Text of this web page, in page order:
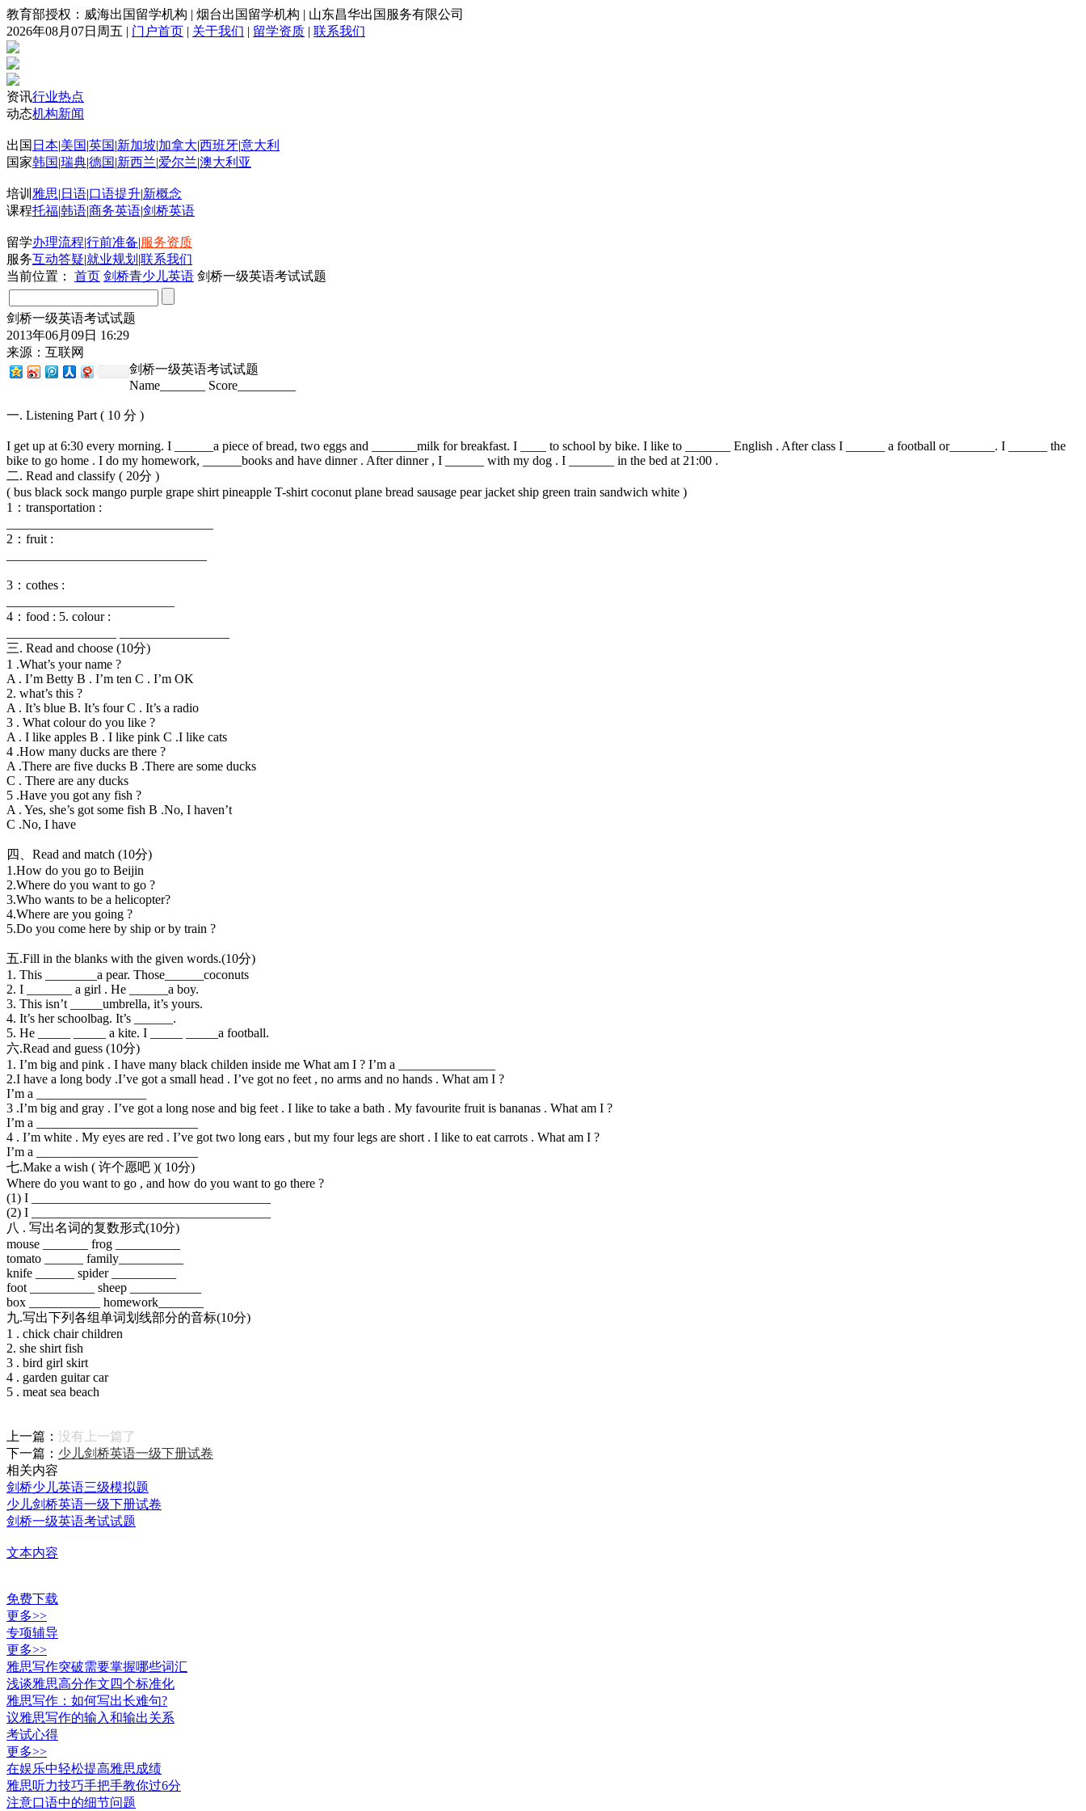
教育部授权：威海出国留学机构 | 烟台出国留学机构 | 山东昌华出国服务有限公司
2026年08月07日周五 | 门户首页 | 关于我们 | 留学资质 | 联系我们
资讯行业热点
动态机构新闻
出国 日本|美国|英国|新加坡|加拿大|西班牙|意大利
国家韩国|瑞典|德国|新西兰|爱尔兰|澳大利亚
培训 雅思| 日语|口语提升|新概念
课程托福|韩语|商务英语|剑桥英语
留学办理流程|行前准备|服务资质
服务互动答疑|就业规划 |联系我们
当前位置：
首页 剑桥青少儿英语 剑桥一级英语考试试题
剑桥一级英语考试试题
2013年06月09日 16:29
来源：互联网
剑桥一级英语考试试题
Name_______ Score_________
一. Listening Part ( 10 分 )
I get up at 6:30 every morning. I ______a piece of bread, two eggs and _______milk for breakfast. I ____ to school by bike. I like to _______ English . After class I ______ a football or_______. I ______ the
bike to go home . I do my homework, ______books and have dinner . After dinner , I ______ with my dog . I _______ in the bed at 21:00 .
二. Read and classify ( 20分 )
( bus black sock mango purple grape shirt pineapple T-shirt coconut plane bread sausage pear jacket ship green train sandwich white )
1：transportation :
2：fruit :
3：cothes :
4：food : 5. colour :
三. Read and choose (10分)
1 .What’s your name ?
A . I’m Betty B . I’m ten C . I’m OK
2. what’s this ?
A . It’s blue B. It’s four C . It’s a radio
3 . What colour do you like ?
A . I like apples B . I like pink C .I like cats
4 .How many ducks are there ?
A .There are five ducks B .There are some ducks
C . There are any ducks
5 .Have you got any fish ?
A . Yes, she’s got some fish B .No, I haven’t
C .No, I have
四、Read and match (10分)
1.How do you go to Beijin
2.Where do you want to go ?
3.Who wants to be a helicopter?
4.Where are you going ?
5.Do you come here by ship or by train ?
五.Fill in the blanks with the given words.(10分)
1. This ________a pear. Those______coconuts
2. I _______ a girl . He ______a boy.
3. This isn’t _____umbrella, it’s yours.
4. It’s her schoolbag. It’s ______.
5. He _____ _____ a kite. I _____ _____a football.
六.Read and guess (10分)
1. I’m big and pink . I have many black childen inside me What am I ? I’m a _______________
2.I have a long body .I’ve got a small head . I’ve got no feet , no arms and no hands . What am I ?
I’m a _________________
3 .I’m big and gray . I’ve got a long nose and big feet . I like to take a bath . My favourite fruit is bananas . What am I ?
I’m a _________________________
4 . I’m white . My eyes are red . I’ve got two long ears , but my four legs are short . I like to eat carrots . What am I ?
I’m a _________________________
七.Make a wish ( 许个愿吧 )( 10分)
Where do you want to go , and how do you want to go there ?
(1) I _____________________________________
(2) I _____________________________________
八 . 写出名词的复数形式(10分)
mouse _______ frog __________
tomato ______ family__________
knife ______ spider __________
foot __________ sheep ___________
box ___________ homework_______
九.写出下列各组单词划线部分的音标(10分)
1 . chick chair children
2. she shirt fish
3 . bird girl skirt
4 . garden guitar car
5 . meat sea beach
上一篇： 没有上一篇了
下一篇： 少儿剑桥英语一级下册试卷
相关内容
剑桥少儿英语三级模拟题
少儿剑桥英语一级下册试卷
剑桥一级英语考试试题
文本内容
免费下载
更多>>
专项辅导
更多>>
雅思写作突破需要掌握哪些词汇
浅谈雅思高分作文四个标准化
雅思写作：如何写出长难句?
议雅思写作的输入和输出关系
考试心得
更多>>
在娱乐中轻松提高雅思成绩
雅思听力技巧手把手教你过6分
注意口语中的细节问题